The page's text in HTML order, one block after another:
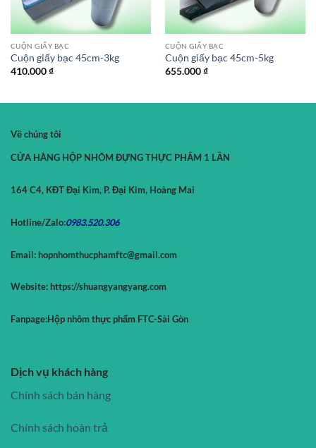
CUỘN GIẤY BẠC
Cuộn giấy bạc 45cm-3kg
410.000₫
CUỘN GIẤY BẠC
Cuộn giấy bạc 45cm-5kg
655.000₫
Về chúng tôi
CỬA HÀNG HỘP NHÔM ĐỰNG THỰC PHẨM 1 LẦN
164 C4, KĐT Đại Kim, P. Đại Kim, Hoàng Mai
Hotline/Zalo:0983.520.306
Email: hopnhomthucphamftc@gmail.com
Website: https://shuangyangyang.com
Fanpage:Hộp nhôm thực phẩm FTC-Sài Gòn
Dịch vụ khách hàng
Chính sách bán hàng
Chính sách hoàn trả